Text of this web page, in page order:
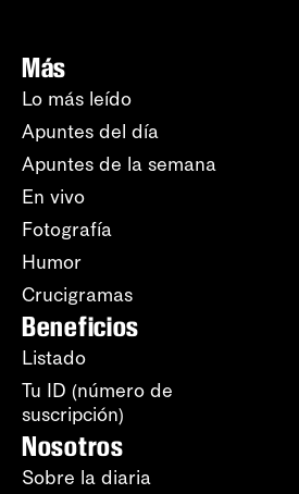
Más
Lo más leído
Apuntes del día
Apuntes de la semana
En vivo
Fotografía
Humor
Crucigramas
Beneficios
Listado
Tu ID (número de
suscripción)
Nosotros
Sobre la diaria